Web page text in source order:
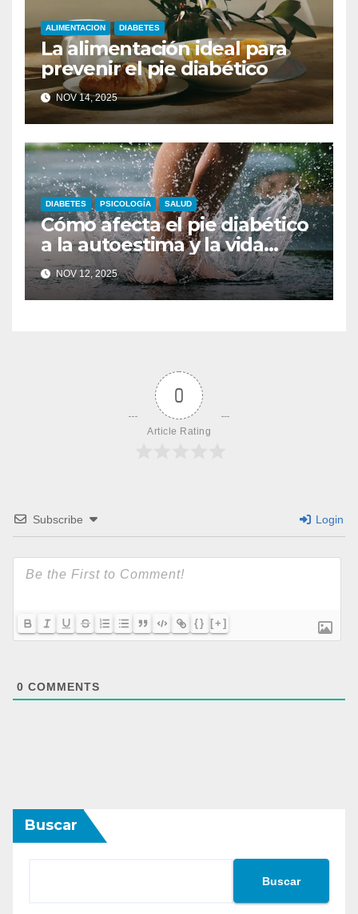
ALIMENTACION DIABETES
La alimentación ideal para
prevenir el pie diabético
NOV 14, 2025
DIABETES PSICOLOGÍA SALUD
Cómo afecta el pie diabético
a la autoestima y la vida
diaria
NOV 12, 2025
0
Article Rating
Subscribe Login
{} [+]
0 COMMENTS
Buscar
Buscar